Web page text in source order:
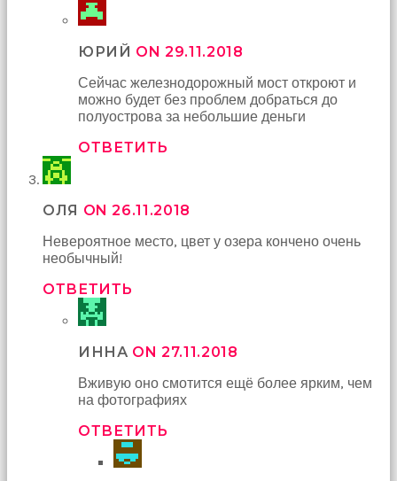
ЮРИЙ ON 29.11.2018
Сейчас железнодорожный мост откроют и
можно будет без проблем добраться до
полуострова за небольшие деньги
ОТВЕТИТЬ
ОЛЯ ON 26.11.2018
Невероятное место, цвет у озера кончено очень
необычный!
ОТВЕТИТЬ
ИННА ON 27.11.2018
Вживую оно смотится ещё более ярким, чем
на фотографиях
ОТВЕТИТЬ